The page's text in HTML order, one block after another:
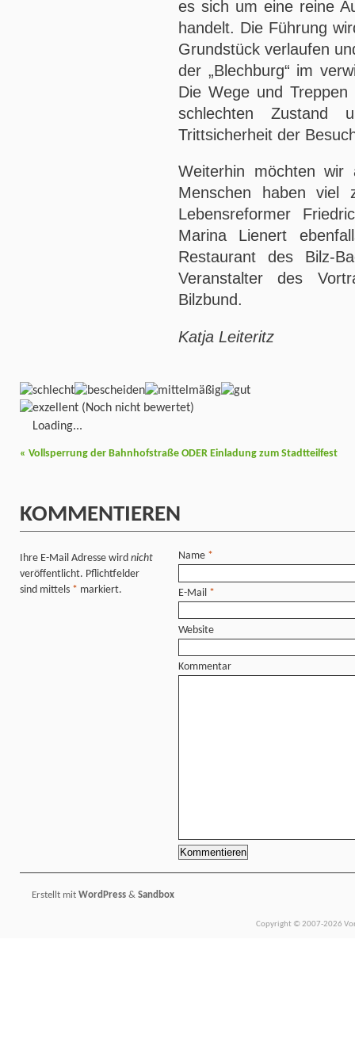
es sich um eine reine
handelt. Die Führung
Grundstück verlaufen
der „Blechburg“ im
Die Wege und
schlechten Zustand
Trittsicherheit der
Weiterhin möchten wir
Menschen haben viel
Lebensreformer
Marina Lienert
Restaurant des Bilz-
Veranstalter des
Bilzbund.
Katja Leiteritz
(Noch nicht bewertet)
Loading...
« Vollsperrung der Bahnhofstraße ODER Einladung zum Stadtteilfest
KOMMENTIEREN
Ihre E-Mail Adresse wird nicht
veröffentlicht. Pflichtfelder
sind mittels * markiert.
Name *
E-Mail *
Website
Kommentar
Erstellt mit WordPress & Sandbox
Copyright © 2007-2026